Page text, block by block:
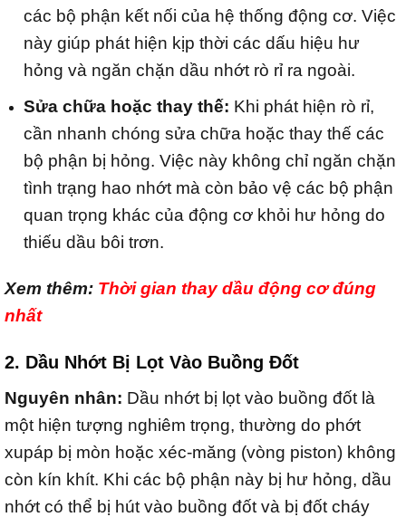
các bộ phận kết nối của hệ thống động cơ. Việc
này giúp phát hiện kịp thời các dấu hiệu hư
hỏng và ngăn chặn dầu nhớt rò rỉ ra ngoài.
Sửa chữa hoặc thay thế: Khi phát hiện rò rỉ,
cần nhanh chóng sửa chữa hoặc thay thế các
bộ phận bị hỏng. Việc này không chỉ ngăn chặn
tình trạng hao nhớt mà còn bảo vệ các bộ phận
quan trọng khác của động cơ khỏi hư hỏng do
thiếu dầu bôi trơn.
Xem thêm: Thời gian thay dầu động cơ đúng
nhất
2. Dầu Nhớt Bị Lọt Vào Buồng Đốt
Nguyên nhân: Dầu nhớt bị lọt vào buồng đốt là
một hiện tượng nghiêm trọng, thường do phớt
xupáp bị mòn hoặc xéc-măng (vòng piston) không
còn kín khít. Khi các bộ phận này bị hư hỏng, dầu
nhớt có thể bị hút vào buồng đốt và bị đốt cháy